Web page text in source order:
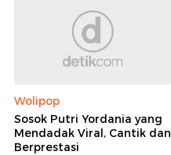
Wolipop
Sosok Putri Yordania yang
Mendadak Viral, Cantik dan
Berprestasi